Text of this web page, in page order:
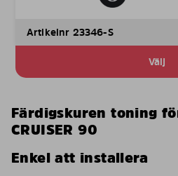
Artikelnr 23346-S
Välj
Färdigskuren toning
CRUISER 90
Enkel att installera